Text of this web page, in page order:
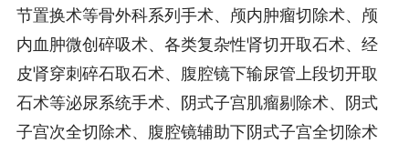
节置换术等骨外科系列手术、颅内肿瘤切除术、颅
内血肿微创碎吸术、各类复杂性肾切开取石术、经
皮肾穿刺碎石取石术、腹腔镜下输尿管上段切开取
石术等泌尿系统手术、阴式子宫肌瘤剔除术、阴式
子宫次全切除术、腹腔镜辅助下阴式子宫全切除术